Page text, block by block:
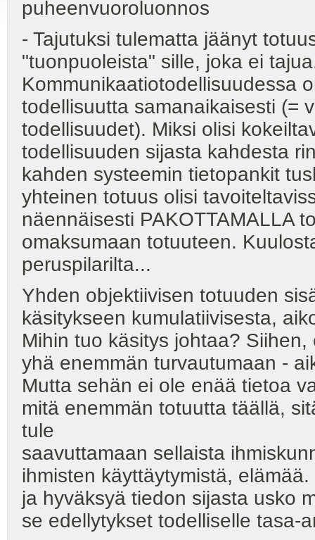
puheenvuoroluonnos
- Tajutuksi tulematta jäänyt
"tuonpuoleista" sille, joka ei
Kommunikaatiotodellisuudessa
todellisuutta samanaikaisesti (=
todellisuudet). Miksi olisi
todellisuuden sijasta kahdesta
kahden systeemin tietopankit
yhteinen totuus olisi
näennäisesti PAKOTTAMALLA
omaksumaan totuuteen.
peruspilarilta...
Yhden objektiivisen totuuden
käsitykseen kumulatiivisesta,
Mihin tuo käsitys johtaa?
yhä enemmän turvautumaan -
Mutta sehän ei ole enää tietoa
mitä enemmän totuutta täällä,
tule
saavuttamaan sellaista
ihmisten käyttäytymistä,
ja hyväksyä tiedon sijasta usko
se edellytykset todelliselle tasa-